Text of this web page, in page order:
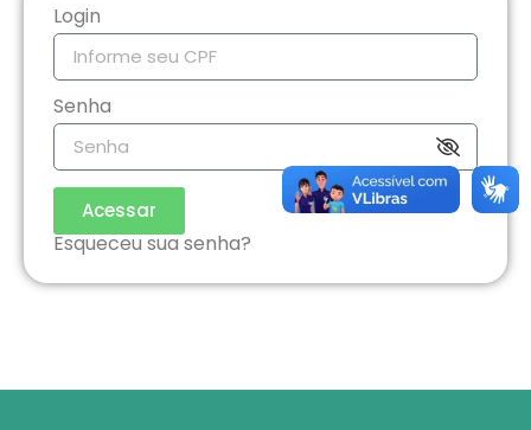
Login
Senha
Acessar
Esqueceu sua senha?